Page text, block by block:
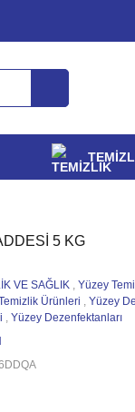
5 KG
VE SAĞLIK , Yüzey
Ürünleri , Yüzey
, Yüzey Dezenfektanları